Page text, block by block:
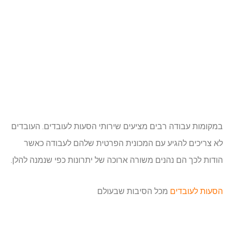
במקומות עבודה רבים מציעים שירותי הסעות לעובדים. העובדים
לא צריכים להגיע עם המכונית הפרטית שלהם לעבודה כאשר
הודות לכך הם נהנים משורה ארוכה של יתרונות כפי שנמנה להלן.
הסעות לעובדים מכל הסיבות שבעולם